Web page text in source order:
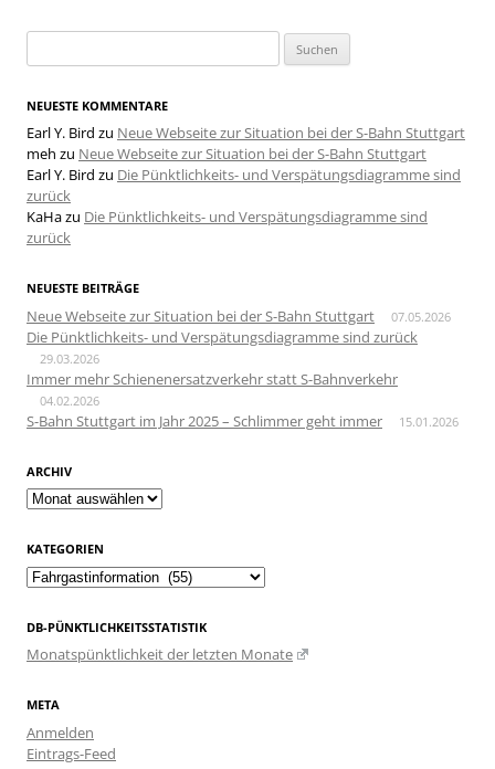
nach:
NEUESTE KOMMENTARE
Earl Y. Bird zu Neue Webseite zur Situation bei der S-Bahn Stuttgart
meh zu Neue Webseite zur Situation bei der S-Bahn Stuttgart
Earl Y. Bird zu Die Pünktlichkeits- und Verspätungsdiagramme sind
zurück
KaHazu Die Pünktlichkeits- und Verspätungsdiagramme sind
zurück
NEUESTE BEITRÄGE
Neue Webseite zur Situation bei der S-Bahn Stuttgart 07.05.2026
Die Pünktlichkeits- und Verspätungsdiagramme sind zurück
29.03.2026
Immer mehr Schienenersatzverkehr statt S-Bahnverkehr
04.02.2026
S-Bahn Stuttgart im Jahr 2025 – Schlimmer geht immer 15.01.2026
ARCHIV
Archiv
KATEGORIEN
Kategorien
DB-PÜNKTLICHKEITSSTATISTIK
Monatspünktlichkeit der letzten Monate
META
Anmelden
Eintrags-Feed